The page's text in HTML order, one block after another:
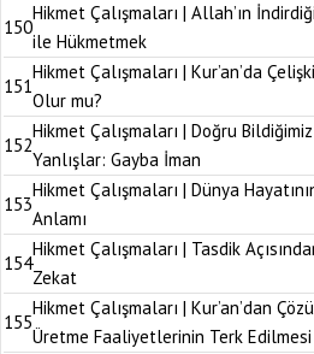
150
Hikmet Çalışmaları | Allah’ın İndirdiği
ile Hükmetmek
151
Hikmet Çalışmaları | Kur’an’da Çelişki
Olur mu?
152
Hikmet Çalışmaları | Doğru Bildiğimiz
Yanlışlar: Gayba İman
153
Hikmet Çalışmaları | Dünya
Anlamı
154
Hikmet Çalışmaları | Tasdik
Zekat
155
Hikmet Çalışmaları | Kur’an’dan
Üretme Faaliyetlerinin Terk Edilmesi